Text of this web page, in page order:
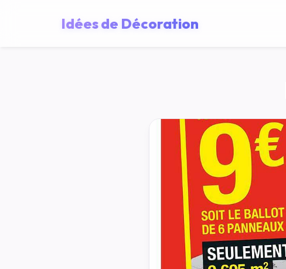
Idées de Décoration